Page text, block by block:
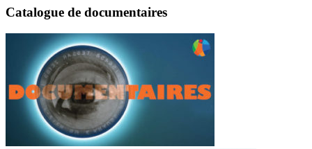
Catalogue de documentaires